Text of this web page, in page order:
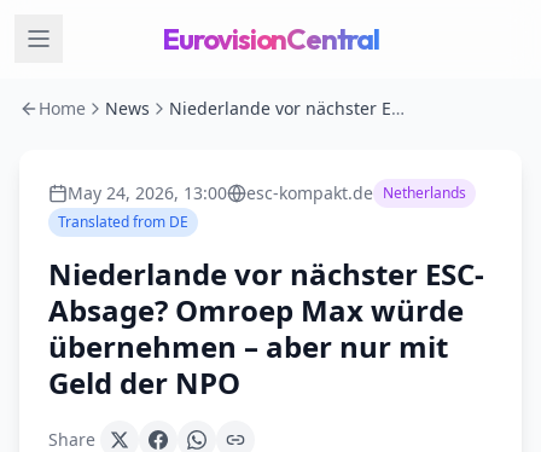
EurovisionCentral
Home News Niederlande vor nächster ESC-Absage? Omroep Max würde übernehmen – aber nur mit Geld der NPO
May 24, 2026, 13:00 esc-kompakt.de Netherlands
Translated from DE
Niederlande vor nächster ESC-
Absage? Omroep Max würde
übernehmen – aber nur mit
Geld der NPO
Share